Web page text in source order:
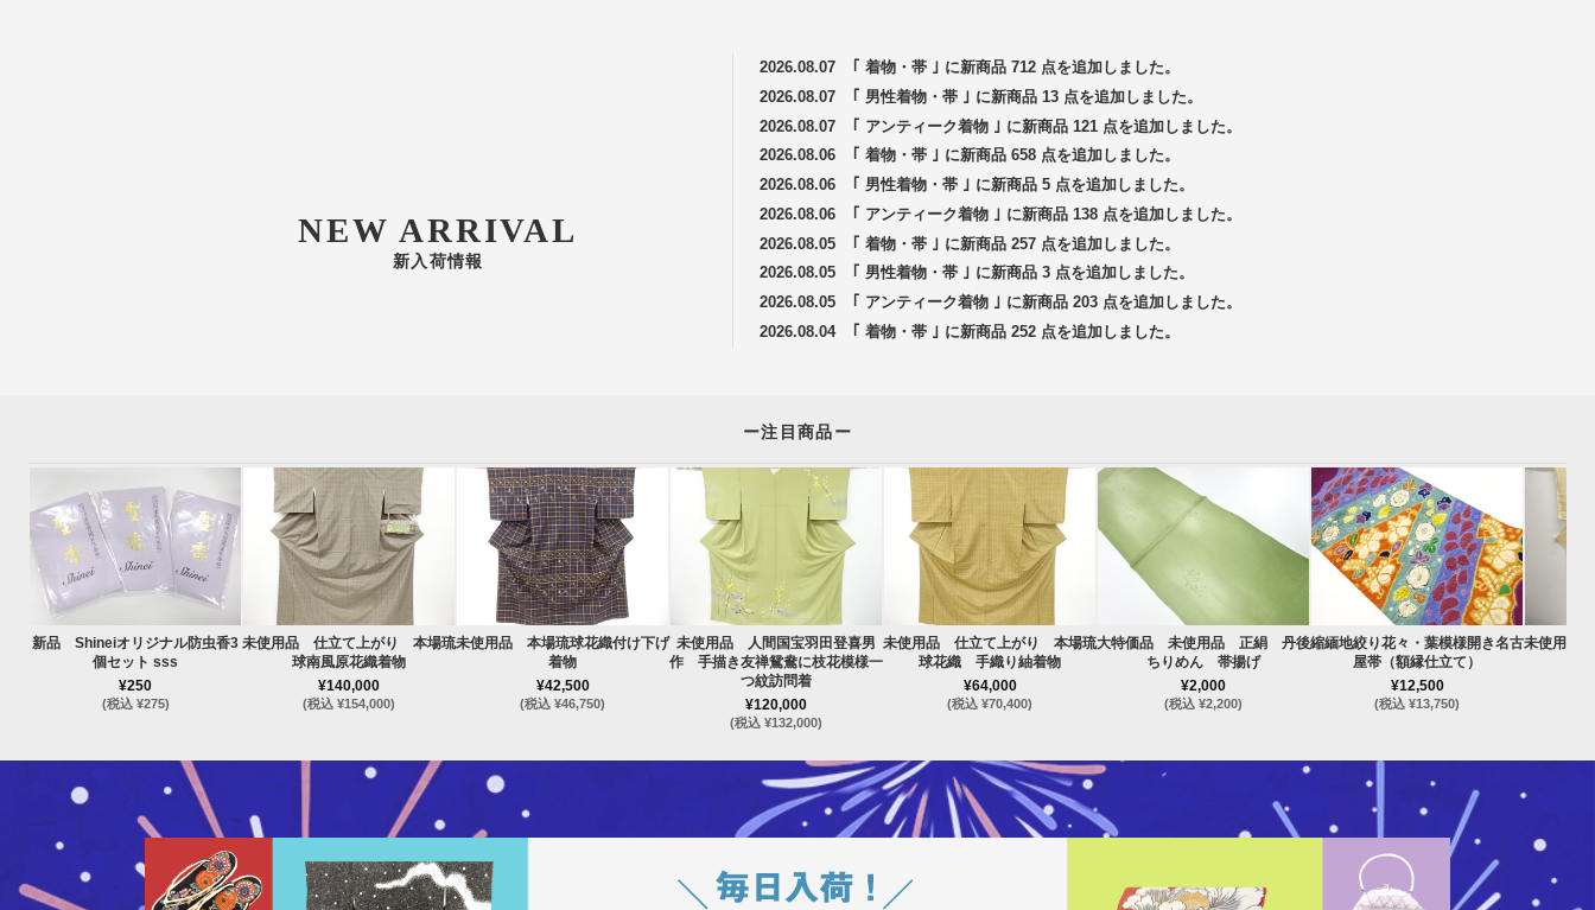
NEW ARRIVAL
新入荷情報
2026.08.07
｢ 着物・帯 ｣ に新商品 712 点を追加しました。
2026.08.07
｢ 男性着物・帯 ｣ に新商品 13 点を追加しました。
2026.08.07
｢ アンティーク着物 ｣ に新商品 121 点を追加しました。
2026.08.06
｢ 着物・帯 ｣ に新商品 658 点を追加しました。
2026.08.06
｢ 男性着物・帯 ｣ に新商品 5 点を追加しました。
2026.08.06
｢ アンティーク着物 ｣ に新商品 138 点を追加しました。
2026.08.05
｢ 着物・帯 ｣ に新商品 257 点を追加しました。
2026.08.05
｢ 男性着物・帯 ｣ に新商品 3 点を追加しました。
2026.08.05
｢ アンティーク着物 ｣ に新商品 203 点を追加しました。
2026.08.04
｢ 着物・帯 ｣ に新商品 252 点を追加しました。
ー注目商品ー
新品 Shineiオリジナル防虫香3
個セット sss
¥250
(税込 ¥275)
未使用品 仕立て上がり 本場琉
球南風原花織着物
¥140,000
(税込 ¥154,000)
未使用品 本場琉球花織付け下げ
着物
¥42,500
(税込 ¥46,750)
未使用品 人間国宝羽田登喜男
作 手描き友禅鴛鴦に枝花模様一
つ紋訪問着
¥120,000
(税込 ¥132,000)
未使用品 仕立て上がり 本場琉
球花織 手織り紬着物
¥64,000
(税込 ¥70,400)
大特価品 未使用品 正絹 丹後
ちりめん 帯揚げ
¥2,000
(税込 ¥2,200)
縮緬地絞り花々・葉模様開き名古
屋帯（額縁仕立て）
¥12,500
(税込 ¥13,750)
未使用品